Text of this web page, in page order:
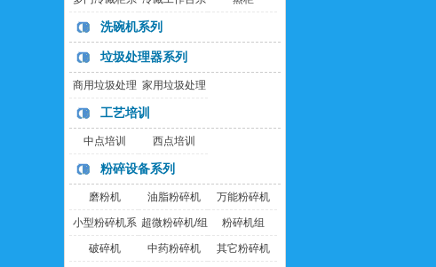
列
洗碗机系列
垃圾处理器系列
商用垃圾处理
器
家用垃圾处理
工艺培训
中点培训 西点培训
粉碎设备系列
磨粉机 油脂粉碎机 万能粉碎机
小型粉碎机系
列
超微粉碎机/组 粉碎机组
破碎机 中药粉碎机 其它粉碎机